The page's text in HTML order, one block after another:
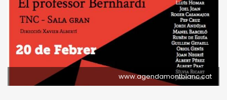
www.agendamontblanc.cat